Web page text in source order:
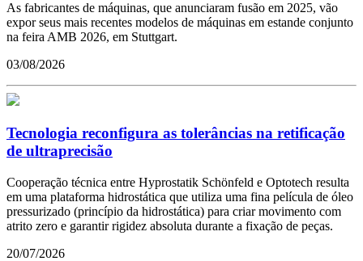
As fabricantes de máquinas, que anunciaram fusão em 2025, vão
expor seus mais recentes modelos de máquinas em estande conjunto
na feira AMB 2026, em Stuttgart.
03/08/2026
Tecnologia reconfigura as tolerâncias na retificação
de ultraprecisão
Cooperação técnica entre Hyprostatik Schönfeld e Optotech resulta
em uma plataforma hidrostática que utiliza uma fina película de óleo
pressurizado (princípio da hidrostática) para criar movimento com
atrito zero e garantir rigidez absoluta durante a fixação de peças.
20/07/2026